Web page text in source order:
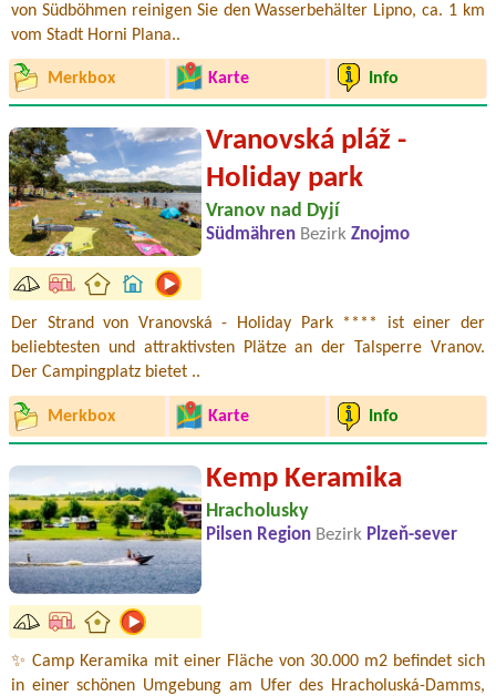
von Südböhmen reinigen Sie den Wasserbehälter Lipno, ca. 1 km
vom Stadt Horni Plana..
Merkbox Karte Info
Vranovská pláž -
Holiday park
Vranov nad Dyjí
Südmähren Bezirk Znojmo
Der Strand von Vranovská - Holiday Park **** ist einer der
beliebtesten und attraktivsten Plätze an der Talsperre Vranov.
Der Campingplatz bietet ..
Merkbox Karte Info
Kemp Keramika
Hracholusky
Pilsen Region Bezirk Plzeň-sever
✨ Camp Keramika mit einer Fläche von 30.000 m2 befindet sich
in einer schönen Umgebung am Ufer des Hracholuská-Damms,